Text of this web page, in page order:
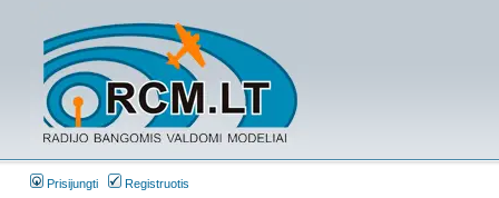
Prisijungti Registruotis